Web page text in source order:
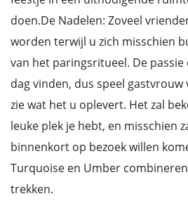
doen.De Nadelen: Zoveel
worden terwijl u zich misschien
van het paringsritueel. De passie
dag vinden, dus speel
zie wat het u oplevert. Het zal
leuke plek je hebt, en misschien
binnenkort op bezoek willen
Turquoise en Umber
trekken.